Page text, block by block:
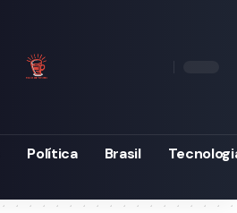
Política Brasil